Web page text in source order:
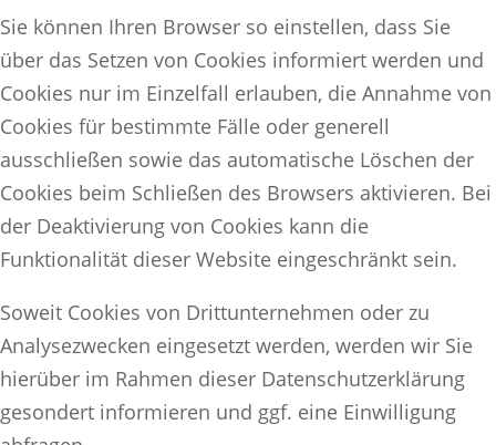
Sie können Ihren Browser so einstellen, dass Sie
über das Setzen von Cookies informiert werden und
Cookies nur im Einzelfall erlauben, die Annahme von
Cookies für bestimmte Fälle oder generell
ausschließen sowie das automatische Löschen der
Cookies beim Schließen des Browsers aktivieren. Bei
der Deaktivierung von Cookies kann die
Funktionalität dieser Website eingeschränkt sein.
Soweit Cookies von Drittunternehmen oder zu
Analysezwecken eingesetzt werden, werden wir Sie
hierüber im Rahmen dieser Datenschutzerklärung
gesondert informieren und ggf. eine Einwilligung